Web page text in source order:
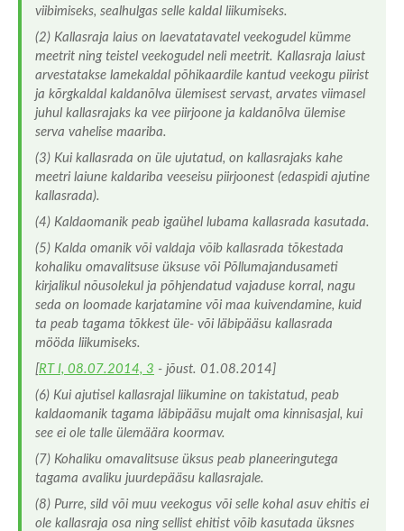
Kasutatud materjalid
viibimiseks, sealhulgas selle kaldal liikumiseks.
(2) Kallasraja laius on laevatatavatel veekogudel kümme
meetrit ning teistel veekogudel neli meetrit. Kallasraja laiust
arvestatakse lamekaldal põhikaardile kantud veekogu piirist
ja kõrgkaldal kaldanõlva ülemisest servast, arvates viimasel
juhul kallasrajaks ka vee piirjoone ja kaldanõlva ülemise
serva vahelise maariba.
(3) Kui kallasrada on üle ujutatud, on kallasrajaks kahe
meetri laiune kaldariba veeseisu piirjoonest (edaspidi ajutine
kallasrada).
(4) Kaldaomanik peab igaühel lubama kallasrada kasutada.
(5) Kalda omanik või valdaja võib kallasrada tõkestada
kohaliku omavalitsuse üksuse või Põllumajandusameti
kirjalikul nõusolekul ja põhjendatud vajaduse korral, nagu
seda on loomade karjatamine või maa kuivendamine, kuid
ta peab tagama tõkkest üle- või läbipääsu kallasrada
mööda liikumiseks.
[RT I, 08.07.2014, 3 - jõust. 01.08.2014]
(6) Kui ajutisel kallasrajal liikumine on takistatud, peab
kaldaomanik tagama läbipääsu mujalt oma kinnisasjal, kui
see ei ole talle ülemäära koormav.
(7) Kohaliku omavalitsuse üksus peab planeeringutega
tagama avaliku juurdepääsu kallasrajale.
(8) Purre, sild või muu veekogus või selle kohal asuv ehitis ei
ole kallasraja osa ning sellist ehitist võib kasutada üksnes